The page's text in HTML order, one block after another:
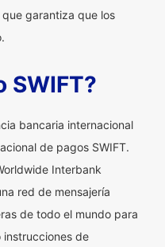
garantiza que los
SWIFT?
bancaria internacional
de pagos SWIFT.
Interbank
red de mensajería
de todo el mundo para
instrucciones de